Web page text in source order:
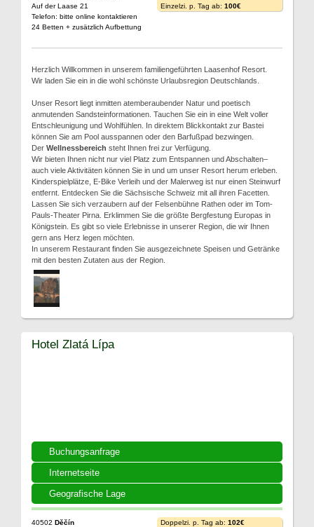
Auf der Laase 21
Telefon: bitte online kontaktieren
24 Betten + zusätzlich Aufbettung
Einzelzi. p. Tag ab: 100€
Herzlich Willkommen in unserem familiengeführten Laasenhof Resort.
Wir laden Sie ein in die wohl schönste Urlaubsregion Deutschlands.
Unser Resort liegt inmitten atemberaubender Natur und poetisch
anmutenden Sandsteinformationen. Tauchen Sie ein in eine Welt voller
Entschleunigung und Wohlfühlen. In direktem Blickkontakt zur Bastei
können Sie am Pool ausspannen oder den Barfußpad bezwingen.
Der Wellnessbereich steht Ihnen frei zur Verfügung.
Wir bieten Ihnen nicht nur viel Platz zum Entspannen und Abschalten–
auch viele Aktivitäten können Sie in und um unser Resort herum erleben.
Kinderspielplätze, E-Bike Verleih und der Malerweg ist nur einen Steinwurf
entfernt. Entdecken Sie die Sächsische Schweiz mit all ihren Facetten.
Lassen Sie sich verzaubern auf der Felsenbühne Rathen oder im Tom-
Pauls-Theater Pirna. Erklimmen Sie die größte Bergfestung Europas in
Königstein. Es gibt so viele Erlebnisse in unserer Region, die wir Ihnen
gern ans Herz legen möchten.
In unserem Restaurant finden Sie ausgezeichnete Speisen und Getränke
mit den besten Zutaten aus der Region.
Buchungsanfrage
Internetseite
Geografische Lage
Hotel Zlatá Lípa
40502 Děčín
Doppelzi. p. Tag ab: 102€